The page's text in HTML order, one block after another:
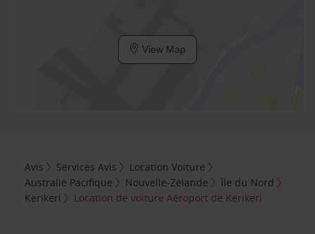
View Map
Avis Services Avis
Location Voiture
Australie Pacifique
Nouvelle-Zélande
Île du Nord
Kerikeri
Location de voiture Aéroport de Kerikeri